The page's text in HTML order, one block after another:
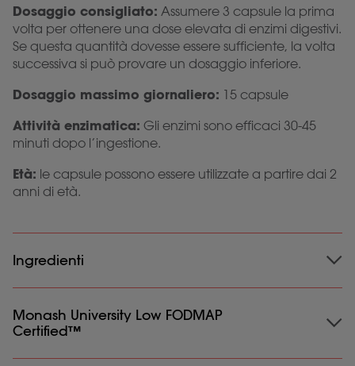
Dosaggio consigliato: Assumere 3 capsule la prima
volta per ottenere una dose elevata di enzimi digestivi.
Se questa quantità dovesse essere sufficiente, la volta
successiva si può provare un dosaggio inferiore.
Dosaggio massimo giornaliero: 15 capsule
Attività enzimatica: Gli enzimi sono efficaci 30-45
minuti dopo l’ingestione.
Età: le capsule possono essere utilizzate a partire dai 2
anni di età.
Ingredienti
Ingredienti:Riempitivo: Calcio carbonato, Destrosio;
HPMC (capsula); Invertasi (7500 h) (
estratto dal lievito)
Monash University Low FODMAP
Certified™